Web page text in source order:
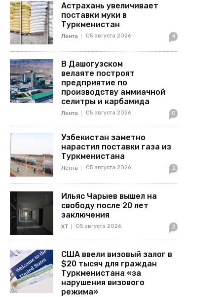
Астрахань увеличивает
поставки муки в
Туркменистан
Лента 05 августа 2026 4
В Дашогузском
велаяте построят
предприятие по
производству аммиачной
селитры и карбамида
Лента 05 августа 2026 0
Узбекистан заметно
нарастил поставки газа из
Туркменистана
Лента 05 августа 2026 2
Ильяс Чарыев вышел на
свободу после 20 лет
заключения
ХТ 05 августа 2026 2
США ввели визовый залог в
$20 тысяч для граждан
Туркменистана «за
нарушения визового
режима»